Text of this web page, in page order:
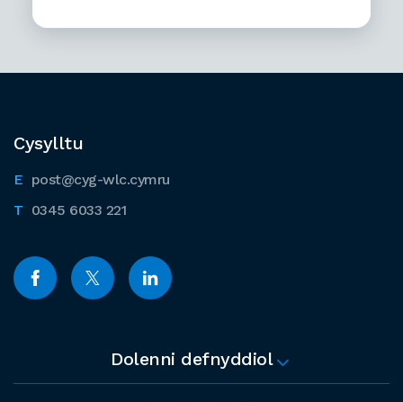
Cysylltu
post@cyg-wlc.cymru
0345 6033 221
Dolenni defnyddiol